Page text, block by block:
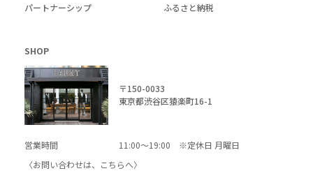
パートナーシップ
ふるさと納税
SHOP
〒150-0033
東京都渋谷区猿楽町16-1
営業時間
11:00～19:00 ※定休日 月曜日
〈お問い合わせは、
こちらへ〉